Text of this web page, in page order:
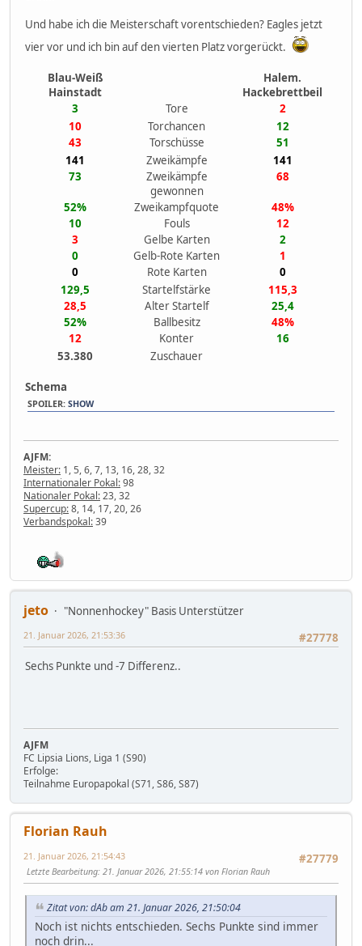
Und habe ich die Meisterschaft vorentschieden? Eagles jetzt
vier vor und ich bin auf den vierten Platz vorgerückt.
Blau-Weiß
Hainstadt
Halem.
Hackebrettbeil
3
Tore
2
10
Torchancen
12
43
Torschüsse
51
141
Zweikämpfe
141
73
Zweikämpfe
gewonnen
68
52% Zweikampfquote
48%
10
Fouls
12
3
Gelbe Karten
2
0
Gelb-Rote Karten
1
0
Rote Karten
0
129,5
Startelfstärke
115,3
28,5
Alter Startelf
25,4
52%
Ballbesitz
48%
12
Konter
16
53.380
Zuschauer
Schema
SPOILER: SHOW
AJFM:
Meister: 1, 5, 6, 7, 13, 16, 28, 32
Internationaler Pokal:98
Nationaler Pokal:23, 32
Supercup:8, 14, 17, 20, 26
Verbandspokal:39
jeto
"Nonnenhockey" Basis Unterstützer
#27778
21. Januar 2026, 21:53:36
Sechs Punkte und -7 Differenz..
AJFM
FC Lipsia Lions, Liga 1 (S90)
Erfolge:
Teilnahme Europapokal (S71, S86, S87)
Florian Rauh
#27779
21. Januar 2026, 21:54:43
Letzte Bearbeitung: 21. Januar 2026, 21:55:14 von Florian Rauh
Zitat von: dAb am 21. Januar 2026, 21:50:04
Noch ist nichts entschieden. Sechs Punkte sind immer
noch drin...